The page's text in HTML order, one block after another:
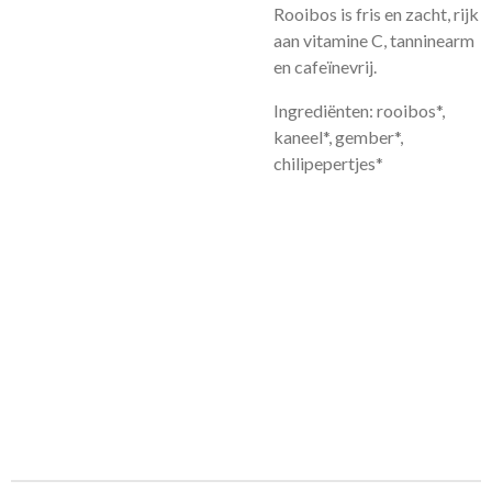
Rooibos is fris en zacht, rijk
aan vitamine C, tanninearm
en cafeïnevrij.
Ingrediënten: rooibos*,
kaneel*, gember*,
chilipepertjes*